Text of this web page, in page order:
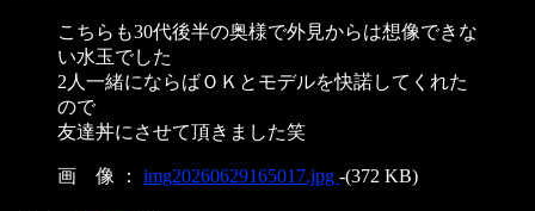
こちらも30代後半の奥様で外見からは想像できな
い水玉でした
2人一緒にならばＯＫとモデルを快諾してくれた
ので
友達丼にさせて頂きました笑
画 像 ： img20260629165017.jpg -(372 KB)